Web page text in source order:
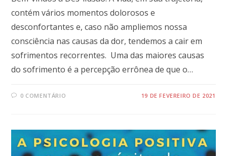
contém vários momentos dolorosos e
desconfortantes e, caso não ampliemos nossa
consciência nas causas da dor, tendemos a cair em
sofrimentos recorrentes. Uma das maiores causas
do sofrimento é a percepção errônea de que o…
0 COMENTÁRIO 19 DE FEVEREIRO DE 2021